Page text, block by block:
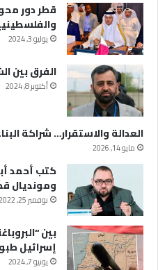
قطر دور
يوليو 3, 2024
الفرق بين
أكتوبر 8, 2024
العدالة والاستقرار… شراكة
مايو 14, 2026
كتب أحمد
ومونديال
نوفمبر 25, 2022
بين
إسرائيل
يونيو 7, 2024